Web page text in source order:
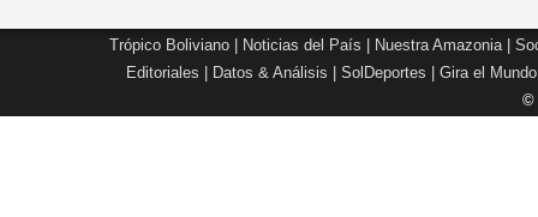
Trópico Boliviano Noticias del País Nuestra Amazonia|
Editoriales
Datos & Análisis SolDeportes Gira el Mundo
©